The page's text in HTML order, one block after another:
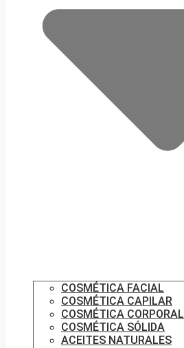
COSMÉTICA FACIAL
COSMÉTICA CAPILAR
COSMÉTICA CORPORAL
COSMÉTICA SÓLIDA
ACEITES NATURALES